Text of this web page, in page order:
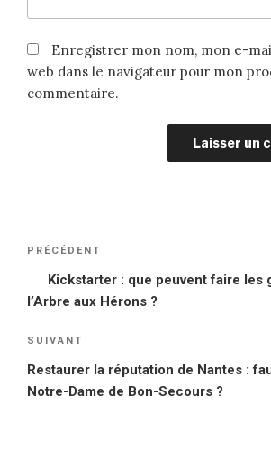
Enregistrer mon nom, mon e-
web dans le navigateur pour mon
commentaire.
Navigation
l’article
Article
précédent
PRÉCÉDENT
Kickstarter : que peuvent faire les
l’Arbre aux Hérons ?
Article
suivant
SUIVANT
Restaurer la réputation de Nantes :
Notre-Dame de Bon-Secours ?